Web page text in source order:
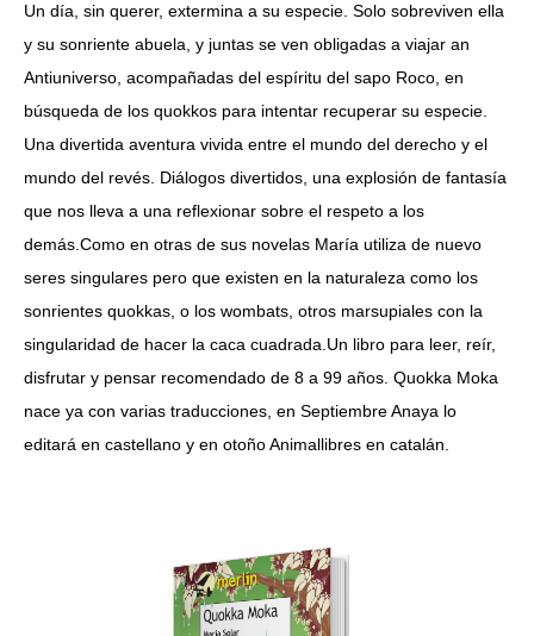
Un día, sin querer, extermina a su especie. Solo sobreviven ella
y su sonriente abuela, y juntas se ven obligadas a viajar an
Antiuniverso, acompañadas del espíritu del sapo Roco, en
búsqueda de los quokkos para intentar recuperar su especie.
Una divertida aventura vivida entre el mundo del derecho y el
mundo del revés. Diálogos divertidos, una explosión de fantasía
que nos lleva a una reflexionar sobre el respeto a los
demás.Como en otras de sus novelas María utiliza de nuevo
seres singulares pero que existen en la naturaleza como los
sonrientes quokkas, o los wombats, otros marsupiales con la
singularidad de hacer la caca cuadrada.Un libro para leer, reír,
disfrutar y pensar recomendado de 8 a 99 años. Quokka Moka
nace ya con varias traducciones, en Septiembre Anaya lo
editará en castellano y en otoño Animallibres en catalán.